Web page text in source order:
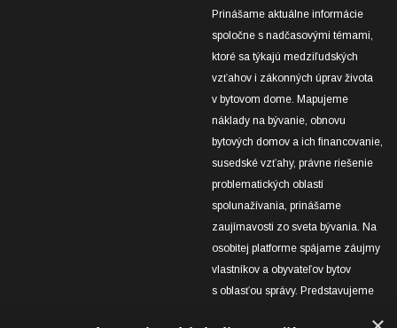
Prinášame aktuálne informácie
spoločne s nadčasovými témami,
ktoré sa týkajú medziľudských
vzťahov i zákonných úprav života
v bytovom dome. Mapujeme
náklady na bývanie, obnovu
bytových domov a ich financovanie,
susedské vzťahy, právne riešenie
problematických oblastí
spolunažívania, prinášame
zaujímavosti zo sveta bývania. Na
osobitej platforme spájame záujmy
vlastníkov a obyvateľov bytov
s oblasťou správy. Predstavujeme